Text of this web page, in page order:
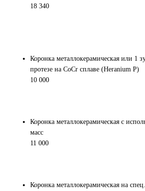
18 340
Коронка металлокерамическая или 1
протезе на CoCr сплаве (Heranium P)
10 000
Коронка металлокерамическая с
масс
11 000
Коронка металлокерамическая на